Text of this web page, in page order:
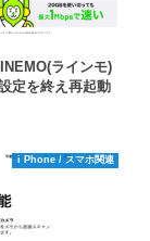
ラインモ)
定を終え再起動
i Phone / スマホ関連